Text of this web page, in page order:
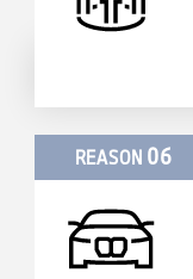
REASON 06